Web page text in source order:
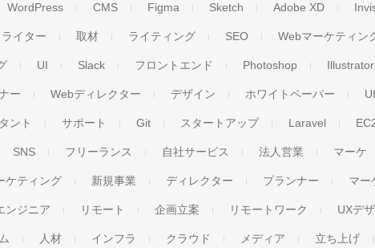
WordPress CMS Figma Sketch Adobe XD
ライター 取材 ライティング SEO Webマーケティン
UI Slack フロントエンド Photoshop Illustrator
ー Webディレクター デザイン ホワイトペーパー
ント サポート Git スタートアップ Laravel
SNS フリーランス 自社サービス 法人営業 マーケ
ケティング 新規事業 ディレクター プランナー マー
ンジニア リモート 企画立案 リモートワーク UXデ
人材 インフラ クラウド メディア 立ち上げ